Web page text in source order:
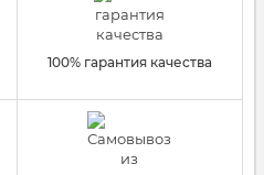
100% гарантия качества